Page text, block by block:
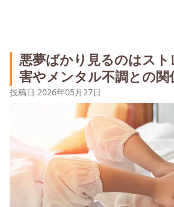
悪夢ばかり見るのはスト
害やメンタル不調との関
投稿日 2026年05月27日